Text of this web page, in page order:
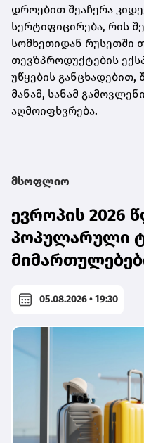
დროებით შეაჩერა
სერტიფიცირება, რის
სომხეთიდან რუსეთში
თევზპროდუქტების
უწყების განცხადებით,
მანამ, სანამ
აღმოიფხვრება.
მსოფლიო
ევროპის 2026
პოპულარული
05.08.2026 • 19:30